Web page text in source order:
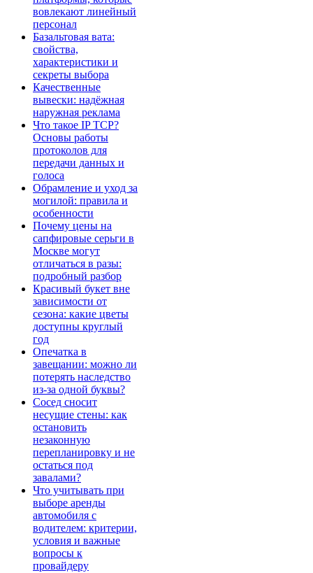
вовлекают линейный
персонал
Базальтовая вата:
свойства,
характеристики и
секреты выбора
Качественные
вывески: надёжная
наружная реклама
Что такое IP TCP?
Основы работы
протоколов для
передачи данных и
голоса
Обрамление и уход за
могилой: правила и
особенности
Почему цены на
сапфировые серьги в
Москве могут
отличаться в разы:
подробный разбор
Красивый букет вне
зависимости от
сезона: какие цветы
доступны круглый
год
Опечатка в
завещании: можно ли
потерять наследство
из-за одной буквы?
Сосед сносит
несущие стены: как
остановить
незаконную
перепланировку и не
остаться под
завалами?
Что учитывать при
выборе аренды
автомобиля с
водителем: критерии,
условия и важные
вопросы к
провайдеру